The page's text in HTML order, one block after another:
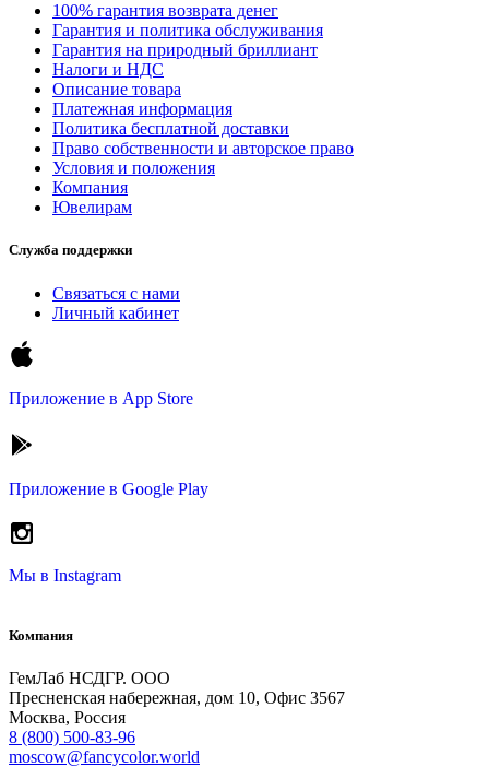
100% гарантия возврата денег
Гарантия и политика обслуживания
Гарантия на природный бриллиант
Налоги и НДС
Описание товара
Платежная информация
Политика бесплатной доставки
Право собственности и авторское право
Условия и положения
Компания
Ювелирам
Служба поддержки
Связаться с нами
Личный кабинет
Приложение в App Store
Приложение в Google Play
Мы в Instagram
Компания
ГемЛаб НСДГР. ООО
Пресненская набережная, дом 10, Офис 3567
Москва, Россия
8 (800) 500-83-96
moscow@fancycolor.world